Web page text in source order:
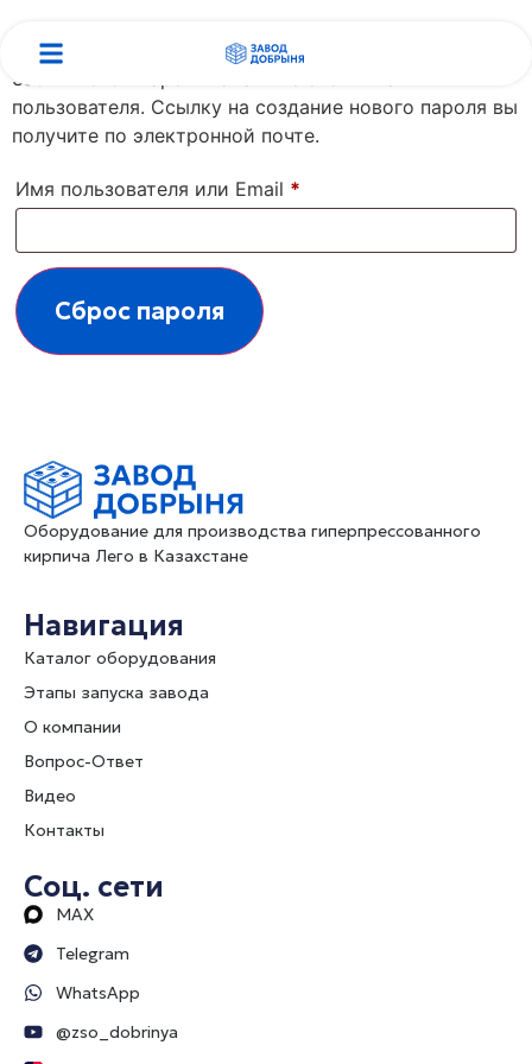
Забыли свой пароль? Укажите свой Email или имя
пользователя. Ссылку на создание нового пароля вы
получите по электронной почте.
Имя пользователя или Email *
Сброс пароля
Оборудование для производства гиперпрессованного
кирпича Лего в Казахстане
Навигация
Каталог оборудования
Этапы запуска завода
О компании
Вопрос-Ответ
Видео
Контакты
Соц. сети
MAX
Telegram
WhatsApp
@zso_dobrinya